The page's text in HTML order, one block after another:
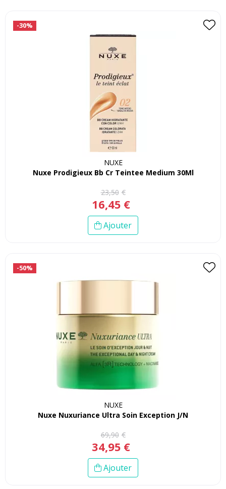
-30%
NUXE
Nuxe Prodigieux Bb Cr Teintee Medium 30Ml
23,50 €
16,45 €
Ajouter
-50%
NUXE
Nuxe Nuxuriance Ultra Soin Exception J/N
69,90 €
34,95 €
Ajouter